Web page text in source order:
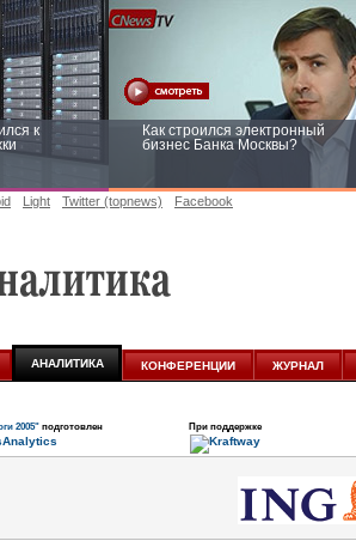
к
Как строился электронный
бизнес Банка Москвы?
Light Twitter (topnews) Facebook
АНАЛИТИКА КОНФЕРЕНЦИИ ЖУРНАЛ
2005" подготовлен При поддержке